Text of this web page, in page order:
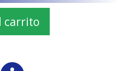
carrito